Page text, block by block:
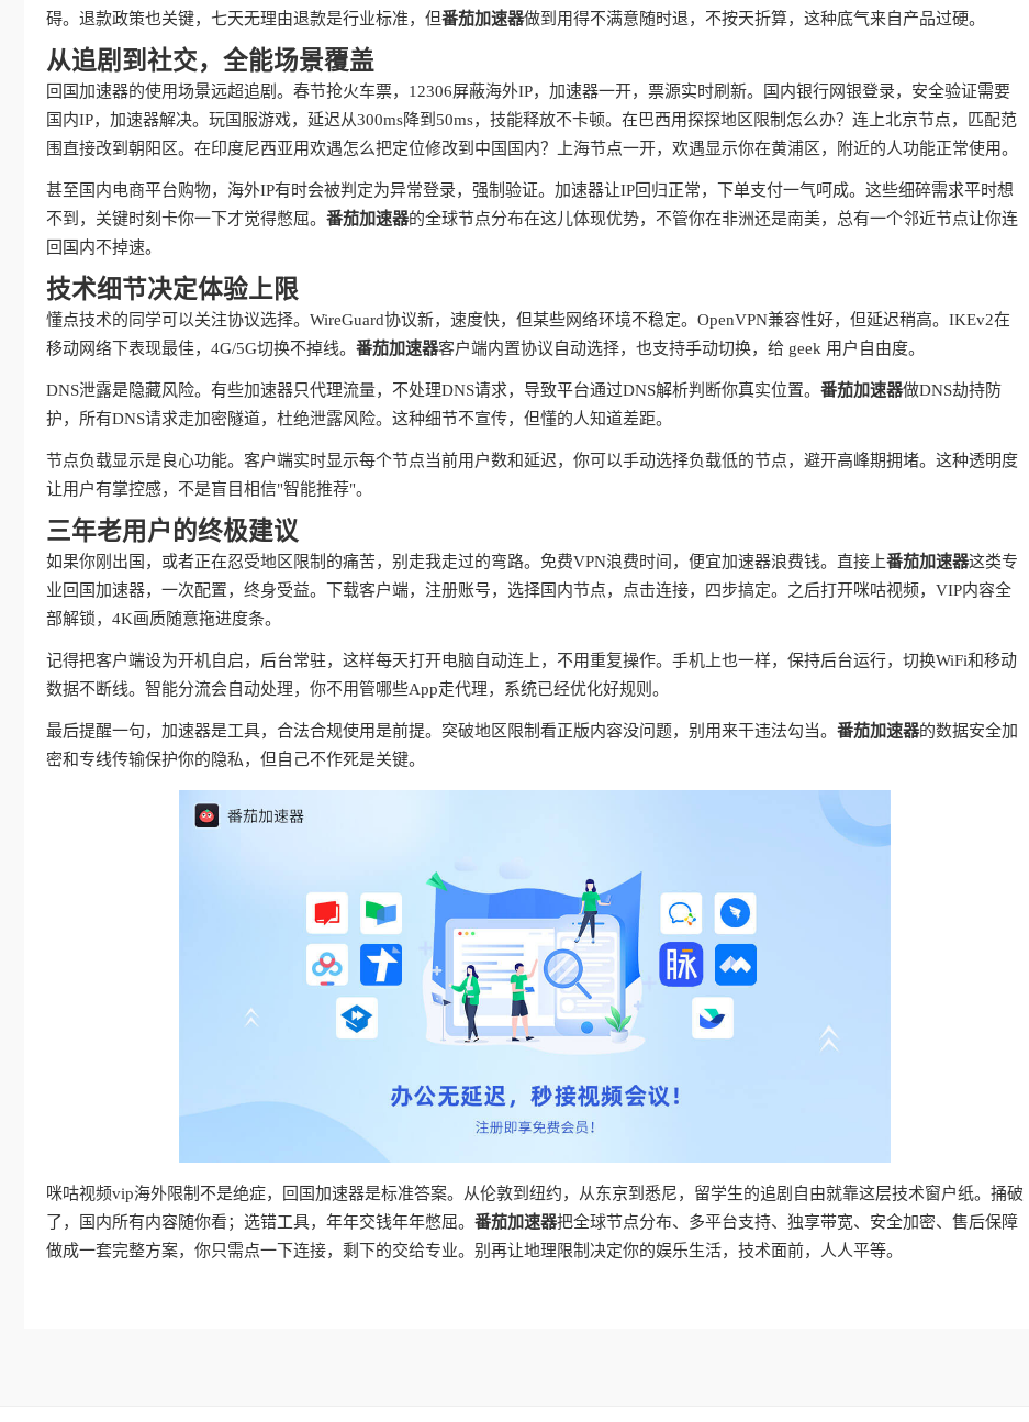
碍。退款政策也关键，七天无理由退款是行业标准，但番茄加速器做到用得不满意随时退，不按天折算，这种底气来自产品过硬。
从追剧到社交，全能场景覆盖
回国加速器的使用场景远超追剧。春节抢火车票，12306屏蔽海外IP，加速器一开，票源实时刷新。国内银行网银登录，安全验证需要
国内IP，加速器解决。玩国服游戏，延迟从300ms降到50ms，技能释放不卡顿。在巴西用探探地区限制怎么办？连上北京节点，匹配范
围直接改到朝阳区。在印度尼西亚用欢遇怎么把定位修改到中国国内？上海节点一开，欢遇显示你在黄浦区，附近的人功能正常使用。
甚至国内电商平台购物，海外IP有时会被判定为异常登录，强制验证。加速器让IP回归正常，下单支付一气呵成。这些细碎需求平时想
不到，关键时刻卡你一下才觉得憋屈。 番茄加速器的全球节点分布在这儿体现优势，不管你在非洲还是南美，总有一个邻近节点让你连
回国内不掉速。
技术细节决定体验上限
懂点技术的同学可以关注协议选择。WireGuard协议新，速度快，但某些网络环境不稳定。OpenVPN兼容性好，但延迟稍高。IKEv2在
移动网络下表现最佳，4G/5G切换不掉线。 番茄加速器客户端内置协议自动选择，也支持手动切换，给 geek 用户自由度。
DNS泄露是隐藏风险。有些加速器只代理流量，不处理DNS请求，导致平台通过DNS解析判断你真实位置。 番茄加速器做DNS劫持防
护，所有DNS请求走加密隧道，杜绝泄露风险。这种细节不宣传，但懂的人知道差距。
节点负载显示是良心功能。客户端实时显示每个节点当前用户数和延迟，你可以手动选择负载低的节点，避开高峰期拥堵。这种透明度
让用户有掌控感，不是盲目相信"智能推荐"。
三年老用户的终极建议
如果你刚出国，或者正在忍受地区限制的痛苦，别走我走过的弯路。免费VPN浪费时间，便宜加速器浪费钱。直接上番茄加速器这类专
业回国加速器，一次配置，终身受益。下载客户端，注册账号，选择国内节点，点击连接，四步搞定。之后打开咪咕视频，VIP内容全
部解锁，4K画质随意拖进度条。
记得把客户端设为开机自启，后台常驻，这样每天打开电脑自动连上，不用重复操作。手机上也一样，保持后台运行，切换WiFi和移动
数据不断线。智能分流会自动处理，你不用管哪些App走代理，系统已经优化好规则。
最后提醒一句，加速器是工具，合法合规使用是前提。突破地区限制看正版内容没问题，别用来干违法勾当。 番茄加速器的数据安全加
密和专线传输保护你的隐私，但自己不作死是关键。
咪咕视频vip海外限制不是绝症，回国加速器是标准答案。从伦敦到纽约，从东京到悉尼，留学生的追剧自由就靠这层技术窗户纸。捅破
了，国内所有内容随你看；选错工具，年年交钱年年憋屈。 番茄加速器把全球节点分布、多平台支持、独享带宽、安全加密、售后保障
做成一套完整方案，你只需点一下连接，剩下的交给专业。别再让地理限制决定你的娱乐生活，技术面前，人人平等。